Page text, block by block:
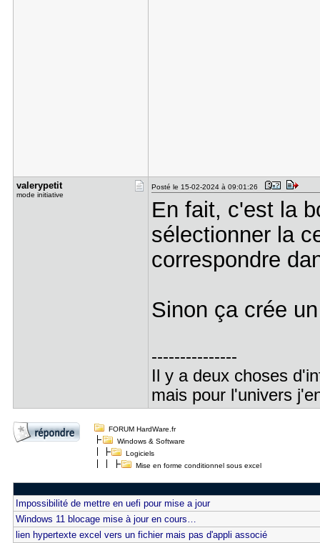
valerypeti​t
mode initiative
Posté le 15-02-2024 à 09:01:26
En fait, c'est la
sélectionner la
correspondre
Sinon ça crée
---------------
Il y a deux choses
mais pour l'univers
FORUM HardWare.fr
Windows & Software
Logiciels
Mise en forme conditionnel sous excel
Impossibilité de mettre en uefi pour mise a jour
Windows 11 blocage mise à jour en cours…
lien hypertexte excel vers un fichier mais pas d'appli associé